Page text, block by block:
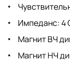
Импеданс: 4
Магнит ВЧ
Магнит НЧ